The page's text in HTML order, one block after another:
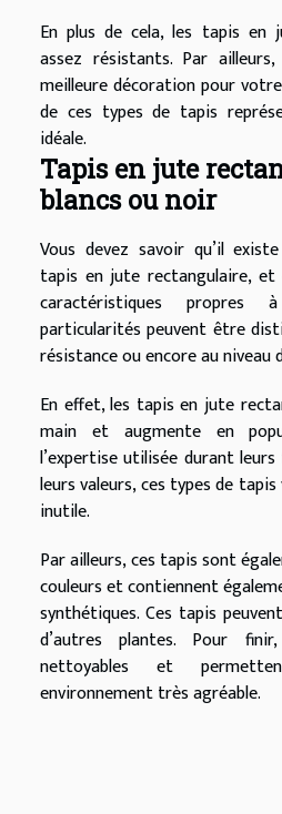
En plus de cela, les tapis en
assez résistants. Par
meilleure décoration pour
de ces types de tapis
idéale.
Tapis en jute
blancs ou noir
Vous devez savoir qu’il
tapis en jute rectangulaire, et
caractéristiques propres
particularités peuvent être
résistance ou encore au niveau
En effet, les tapis en jute
main et augmente en
l’expertise utilisée durant
leurs valeurs, ces types de
inutile.
Par ailleurs, ces tapis sont
couleurs et contiennent
synthétiques. Ces tapis
d’autres plantes. Pour
nettoyables et
environnement très agréable.